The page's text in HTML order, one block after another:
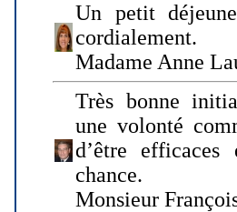
Un petit
cordialement.
Madame Anne
Très bonne
une volonté
d’être
chance.
Monsieur